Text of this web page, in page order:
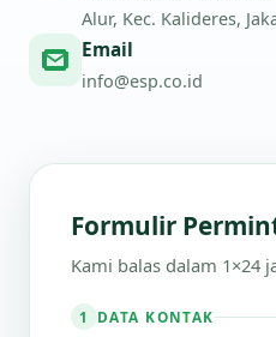
Alur, Kec. Kalideres,
Email
info@esp.co.id
Formulir
Kami balas dalam 1×24
1 DATA KONTAK